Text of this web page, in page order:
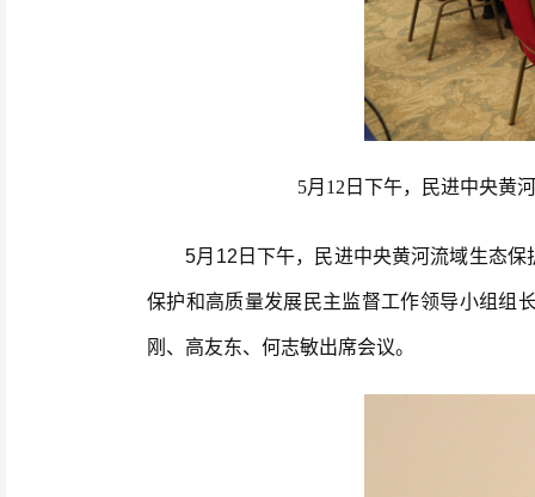
5月12日下午，民进中央黄
5月12日下午，民进中央黄河流域生态保
保护和高质量发展民主监督工作领导小组组
刚、高友东、何志敏出席会议。